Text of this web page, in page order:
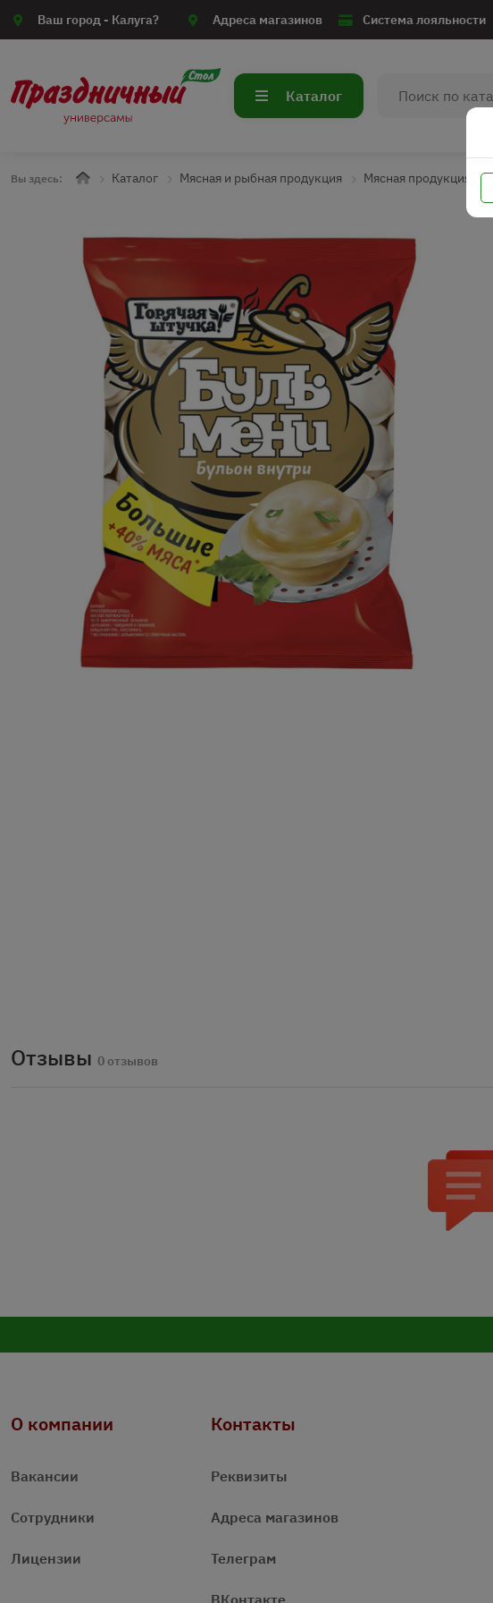
Ваш город - Калуга? Адреса магазинов Система лояльности
Каталог
Вы здесь: Каталог Мясная и рыбная продукция Мясная продукция*
Отзывы 0 отзывов
О компании
Вакансии
Сотрудники
Лицензии
Контакты
Реквизиты
Адреса магазинов
Телеграм